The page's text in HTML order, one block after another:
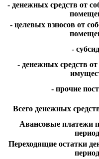
- денежных средств от
- целевых взносов от
-
- денежных средств
- прочие
Всего денежных
Авансовые платежи
Переходящие остатки